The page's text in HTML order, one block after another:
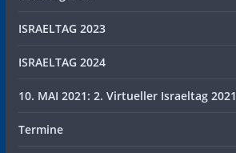
ISRAELTAG 2023
ISRAELTAG 2024
10. MAI 2021: 2. Virtueller Israeltag 2021
Termine